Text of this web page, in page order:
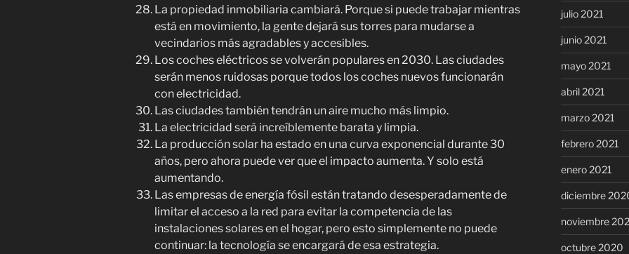
La propiedad inmobiliaria cambiará. Porque si puede trabajar mientras
está en movimiento, la gente dejará sus torres para mudarse a
vecindarios más agradables y accesibles.
Los coches eléctricos se volverán populares en 2030. Las ciudades
serán menos ruidosas porque todos los coches nuevos funcionarán
con electricidad.
Las ciudades también tendrán un aire mucho más limpio.
La electricidad será increíblemente barata y limpia.
La producción solar ha estado en una curva exponencial durante 30
años, pero ahora puede ver que el impacto aumenta. Y solo está
aumentando.
Las empresas de energía fósil están tratando desesperadamente de
limitar el acceso a la red para evitar la competencia de las
instalaciones solares en el hogar, pero esto simplemente no puede
continuar: la tecnología se encargará de esa estrategia.
julio 2021
junio 2021
mayo 2021
abril 2021
marzo 2021
febrero 2021
enero 2021
diciembre
noviembre
octubre 2020